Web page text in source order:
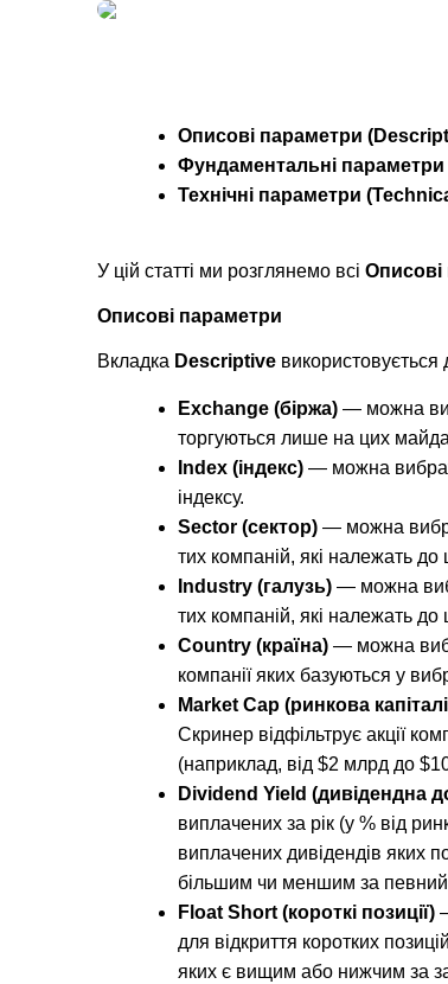
Описові параметри
Фундаментальні
Технічні параметри
У цій статті ми розглянемо всі Описові
Описові параметри
Вкладка Descriptive використовується
Exchange (біржа) — можна
торгуються лише на цих
Index (індекс) — можна
індексу.
Sector (сектор) — можна
тих компаній, які належать до
Industry (галузь) — можна
тих компаній, які належать до
Country (країна) — можна
компанії яких базуються у
Market Cap (ринкова
Скринер відфільтрує акції
(наприклад, від $2 млрд до
Dividend Yield (дивідендна
виплачених за рік (у % від
виплачених дивідендів яких
більшим чи меншим за
Float Short (короткі позиції)
для відкриття коротких
яких є вищим або нижчим за